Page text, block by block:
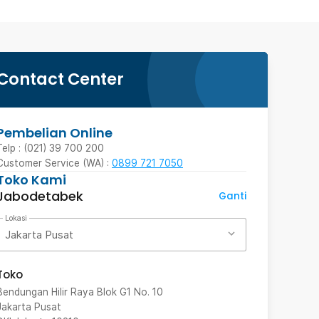
Center
Online
: (021) 39 700 200
Service (WA) : 0899 721 7050
Kami
Ganti
Lokasi
Jakarta Pusat
Hilir Raya Blok G1 No. 10
Pusat